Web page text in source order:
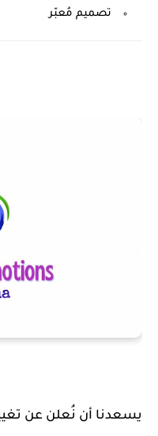
تصميم مُعبّر
يسعدنا أن نُعلن عن